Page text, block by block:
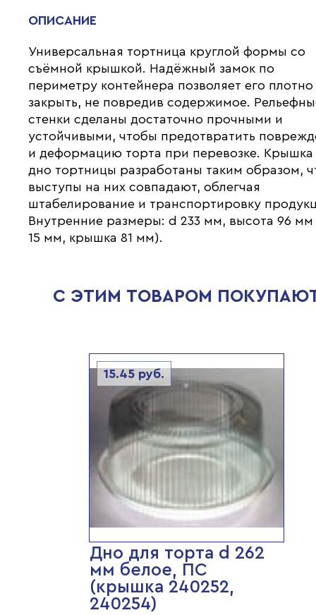
ОПИСАНИЕ
Универсальная тортница круглой формы со
съёмной крышкой. Надёжный замок по
периметру контейнера позволяет его плотно
закрыть, не повредив содержимое.
стенки сделаны достаточно прочными и
устойчивыми, чтобы предотвратить
и деформацию торта при перевозке. Крышка
дно тортницы разработаны таким образом,
выступы на них совпадают, облегчая
штабелирование и транспортировку
Внутренние размеры: d 233 мм, высота 96 мм
15 мм, крышка 81 мм).
С ЭТИМ ТОВАРОМ
15.45руб.
Дно для торта d 262
мм белое, ПС
(крышка 240252,
240254)